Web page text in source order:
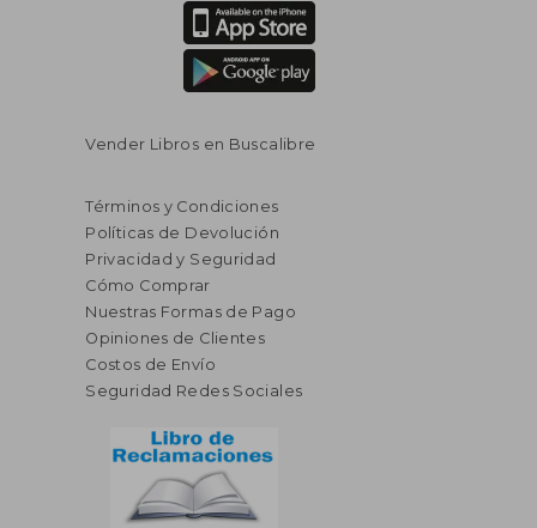
Vender Libros en Buscalibre
Términos y Condiciones
Políticas de Devolución
Privacidad y Seguridad
Cómo Comprar
Nuestras Formas de Pago
Opiniones de Clientes
Costos de Envío
Seguridad Redes Sociales